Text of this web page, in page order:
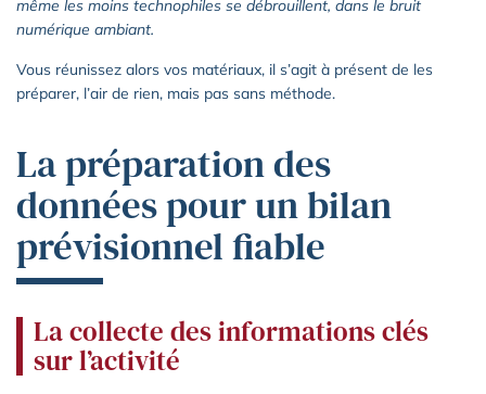
même les moins technophiles se débrouillent, dans le bruit
numérique ambiant.
Vous réunissez alors vos matériaux, il s’agit à présent de les
préparer, l’air de rien, mais pas sans méthode.
La préparation des
données pour un bilan
prévisionnel fiable
La collecte des informations clés
sur l’activité